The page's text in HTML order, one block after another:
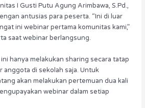
I Gusti Putu Agung Arimbawa, S.Pd.,
antusias para peserta. “Ini di luar
ini webinar pertama komunitas kami,”
saat webinar berlangsung.
hanya melakukan sharing secara tatap
anggota di sekolah saja. Untuk
akan melakukan pertemuan dua kali
webinar dalam setiap